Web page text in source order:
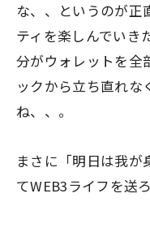
な、、というのが正
ティを楽しんでいき
分がウォレットを全
ックから立ち直れな
ね、、。
まさに「明日は我が
てWEB3ライフを送